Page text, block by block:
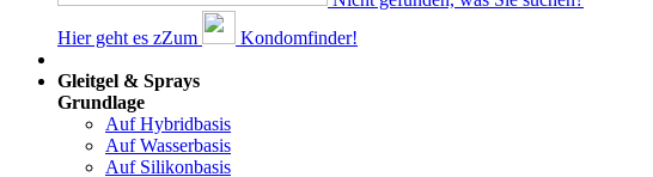
Hier geht es zZum
Kondomfinder!
Gleitgel & Sprays
Grundlage
Auf Hybridbasis
Auf Wasserbasis
Auf Silikonbasis